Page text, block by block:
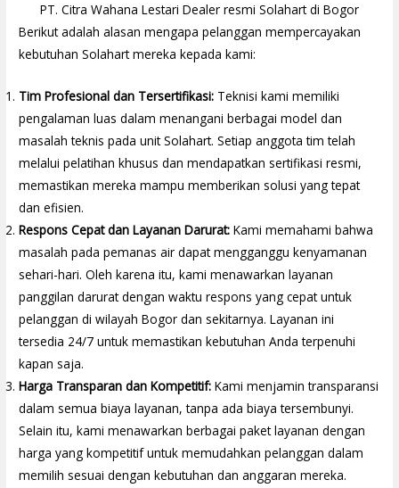
PT. Citra Wahana Lestari Dealer resmi Solahart di Bogor
Berikut adalah alasan mengapa pelanggan mempercayakan
kebutuhan Solahart mereka kepada kami:
Tim Profesional dan Tersertifikasi: Teknisi kami memiliki
pengalaman luas dalam menangani berbagai model dan
masalah teknis pada unit Solahart. Setiap anggota tim telah
melalui pelatihan khusus dan mendapatkan sertifikasi resmi,
memastikan mereka mampu memberikan solusi yang tepat
dan efisien.
Respons Cepat dan Layanan Darurat: Kami memahami bahwa
masalah pada pemanas air dapat mengganggu kenyamanan
sehari-hari. Oleh karena itu, kami menawarkan layanan
panggilan darurat dengan waktu respons yang cepat untuk
pelanggan di wilayah Bogor dan sekitarnya. Layanan ini
tersedia 24/7 untuk memastikan kebutuhan Anda terpenuhi
kapan saja.
Harga Transparan dan Kompetitif: Kami menjamin transparansi
dalam semua biaya layanan, tanpa ada biaya tersembunyi.
Selain itu, kami menawarkan berbagai paket layanan dengan
harga yang kompetitif untuk memudahkan pelanggan dalam
memilih sesuai dengan kebutuhan dan anggaran mereka.